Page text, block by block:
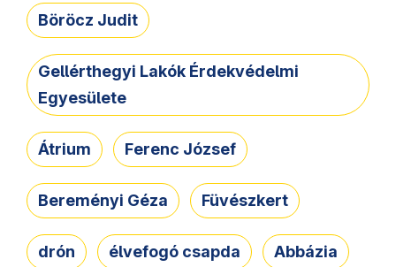
Böröcz Judit
Gellérthegyi Lakók Érdekvédelmi
Egyesülete
Átrium Ferenc József
Bereményi Géza Füvészkert
drón élvefogó csapda Abbázia